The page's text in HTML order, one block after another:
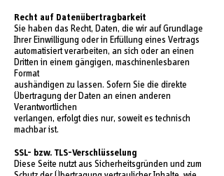
Recht auf Datenübertragbarkeit
Sie haben das Recht, Daten, die wir auf Grundlage
Ihrer Einwilligung oder in Erfüllung eines Vertrags
automatisiert verarbeiten, an sich oder an einen
Dritten in einem gängigen, maschinenlesbaren
Format
aushändigen zu lassen. Sofern Sie die direkte
Übertragung der Daten an einen anderen
Verantwortlichen
verlangen, erfolgt dies nur, soweit es technisch
machbar ist.
SSL- bzw. TLS-Verschlüsselung
Diese Seite nutzt aus Sicherheitsgründen und zum